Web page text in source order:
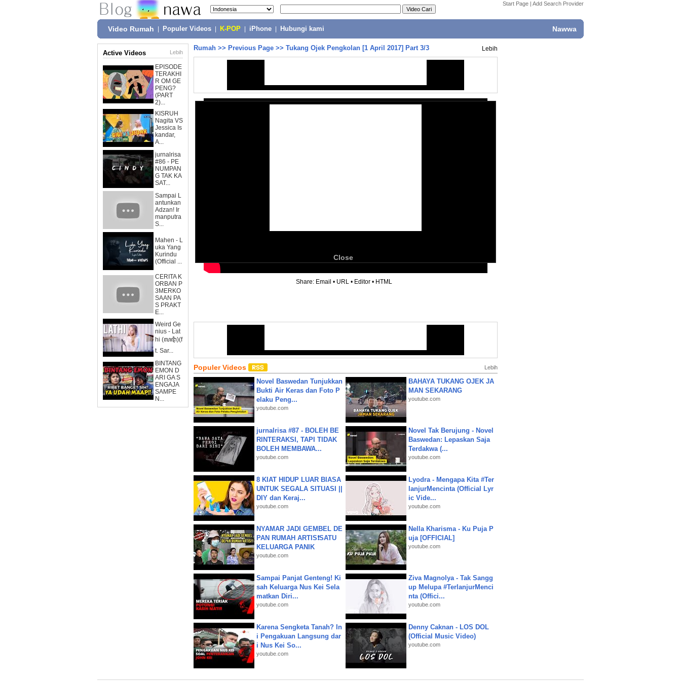
Start Page | Add Search Provider
Video Rumah Populer Videos K-POP iPhone Hubungi kami Nawwa
Active Videos Lebih
EPISODE
TERAKHI
R OM GE
PENG?
(PART
2)...
KISRUH
Nagita VS
Jessica Is
kandar,
A...
jurnalrisa
#86 - PE
NUMPAN
G TAK KA
SAT...
Sampai L
antunkan
Adzan! Ir
manputra
S...
Mahen - L
uka Yang
Kurindu
(Official ...
CERITA K
ORBAN P
3MERKO
SAAN PA
S PRAKT
E...
Weird Ge
nius - Lat
hi (ꦭꦛꦶ)(f
t. Sar...
BINTANG
EMON D
ARI GA S
ENGAJA
SAMPE
N...
Rumah >> Previous Page >> Tukang Ojek Pengkolan [1 April 2017] Part 3/3 Lebih
Close
Share: Email • URL • Editor • HTML
Populer Videos Lebih
Novel Baswedan Tunjukkan
Bukti Air Keras dan Foto P
elaku Peng...
youtube.com
BAHAYA TUKANG OJEK JA
MAN SEKARANG
youtube.com
jurnalrisa #87 - BOLEH BE
RINTERAKSI, TAPI TIDAK
BOLEH MEMBAWA...
youtube.com
Novel Tak Berujung - Novel
Baswedan: Lepaskan Saja
Terdakwa (...
youtube.com
8 KIAT HIDUP LUAR BIASA
UNTUK SEGALA SITUASI ||
DIY dan Keraj...
youtube.com
Lyodra - Mengapa Kita #Ter
lanjurMencinta (Official Lyr
ic Vide...
youtube.com
NYAMAR JADI GEMBEL DE
PAN RUMAH ARTIS❗SATU
KELUARGA PANIK
youtube.com
Nella Kharisma - Ku Puja P
uja [OFFICIAL]
youtube.com
Sampai Panjat Genteng! Ki
sah Keluarga Nus Kei Sela
matkan Diri...
youtube.com
Ziva Magnolya - Tak Sangg
up Melupa #TerlanjurMenci
nta (Offici...
youtube.com
Karena Sengketa Tanah? In
i Pengakuan Langsung dar
i Nus Kei So...
youtube.com
Denny Caknan - LOS DOL
(Official Music Video)
youtube.com